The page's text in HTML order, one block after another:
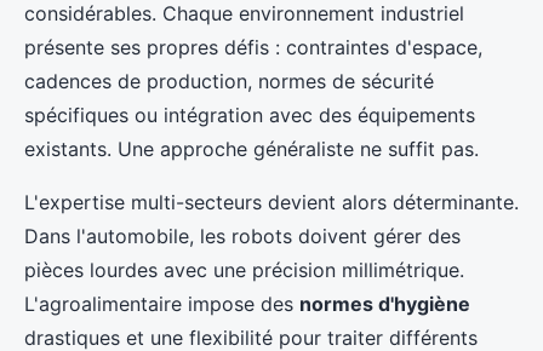
considérables. Chaque environnement industriel
présente ses propres défis : contraintes d'espace,
cadences de production, normes de sécurité
spécifiques ou intégration avec des équipements
existants. Une approche généraliste ne suffit pas.
L'expertise multi-secteurs devient alors déterminante.
Dans l'automobile, les robots doivent gérer des
pièces lourdes avec une précision millimétrique.
L'agroalimentaire impose des normes d'hygiène
drastiques et une flexibilité pour traiter différents